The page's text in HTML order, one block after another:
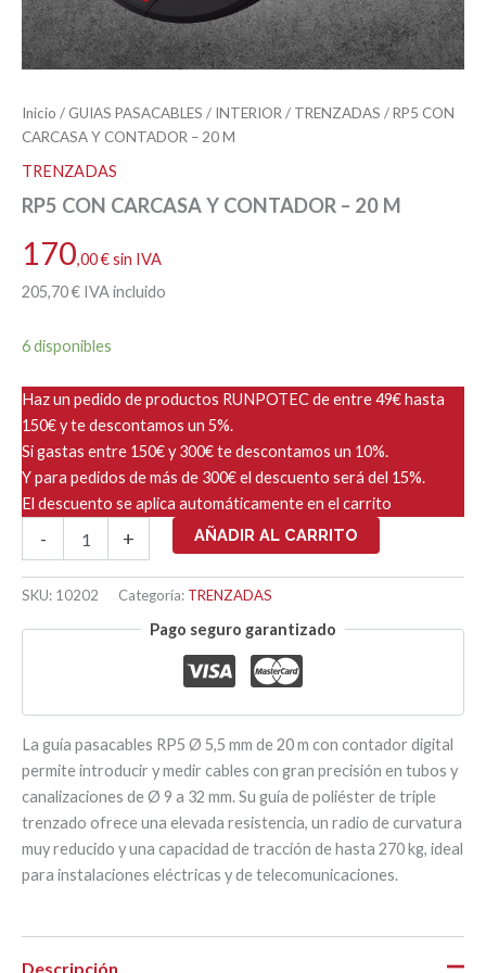
Inicio / GUIAS PASACABLES / INTERIOR / TRENZADAS / RP5 CON
CARCASA Y CONTADOR – 20 M
TRENZADAS
RP5 CON CARCASA Y CONTADOR – 20 M
170,00€sin IVA
205,70€ IVA incluido
6 disponibles
Haz un pedido de productos RUNPOTEC de entre 49€ hasta
150€ y te descontamos un 5%.
Si gastas entre 150€ y 300€ te descontamos un 10%.
Y para pedidos de más de 300€ el descuento será del 15%.
El descuento se aplica automáticamente en el carrito
-
CON
Y
-
+ AÑADIR AL CARRITO
SKU: 10202 Categoría: TRENZADAS
Pago seguro garantizado
La guía pasacables RP5 Ø 5,5 mm de 20 m con contador digital
permite introducir y medir cables con gran precisión en tubos y
canalizaciones de Ø 9 a 32 mm. Su guía de poliéster de triple
trenzado ofrece una elevada resistencia, un radio de curvatura
muy reducido y una capacidad de tracción de hasta 270 kg, ideal
para instalaciones eléctricas y de telecomunicaciones.
Descripción